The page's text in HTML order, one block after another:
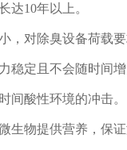
达10年以上。
，对除臭设备荷载
稳定且不会随时间
间酸性环境的冲击。
生物提供营养，保证